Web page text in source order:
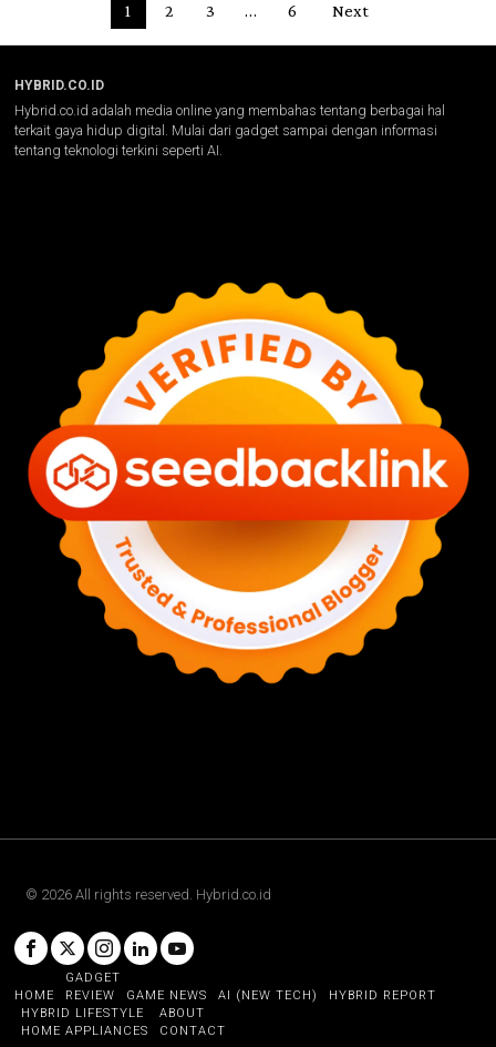
1 2 3 … 6 Next
HYBRID.CO.ID
Hybrid.co.id adalah media online yang membahas tentang berbagai hal
terkait gaya hidup digital. Mulai dari gadget sampai dengan informasi
tentang teknologi terkini seperti AI.
© 2026 All rights reserved. Hybrid.co.id
HOME
GADGET
REVIEW
GAME NEWS AI (NEW TECH)
HYBRID REPORT
HYBRID LIFESTYLE
HOME APPLIANCES
ABOUT
CONTACT